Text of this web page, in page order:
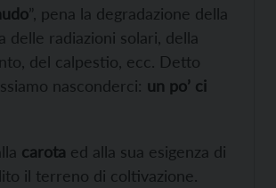
”, pena la degradazione della
delle radiazioni solari, della
del calpestio, ecc. Detto
nasconderci: un po’ ci
carota ed alla sua esigenza di
il terreno di coltivazione.